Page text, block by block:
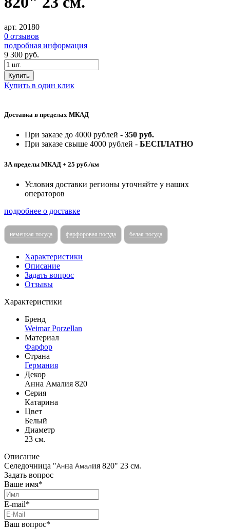
арт. 20180
0 отзывов
подробная информация
9 300 руб.
Купить
Купить в один клик
Доставка в пределах МКАД
При заказе до 4000 рублей - 350 руб.
При заказе свыше 4000 рублей - БЕСПЛАТНО
ЗА пределы МКАД + 25 руб./км
Условия доставки регионы уточняйте у наших
операторов
подробнее о доставке
немецкая посуда фарфоровая посуда белая посуда
Характеристики
Описание
Задать вопрос
Отзывы
Характеристики
Бренд
Weimar Porzellan
Материал
Фарфор
Страна
Германия
Декор
Анна Амалия 820
Серия
Катарина
Цвет
Белый
Диаметр
23 см.
Описание
Селедочница "Анна Амалия 820" 23 см.
Задать вопрос
Ваше имя*
E-mail*
Ваш вопрос*